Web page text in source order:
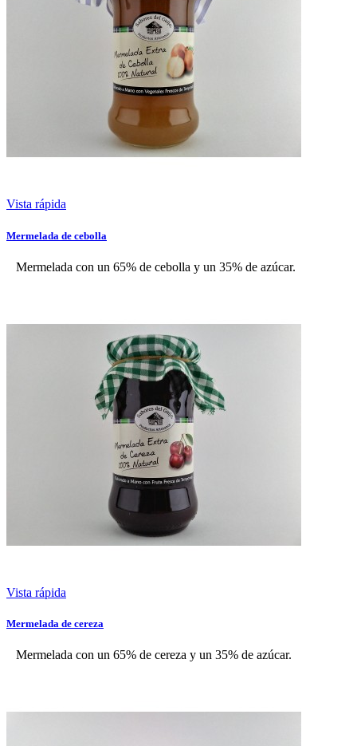
Vista rápida
Mermelada de cebolla
Mermelada con un 65% de cebolla y un 35% de azúcar.
Vista rápida
Mermelada de cereza
Mermelada con un 65% de cereza y un 35% de azúcar.